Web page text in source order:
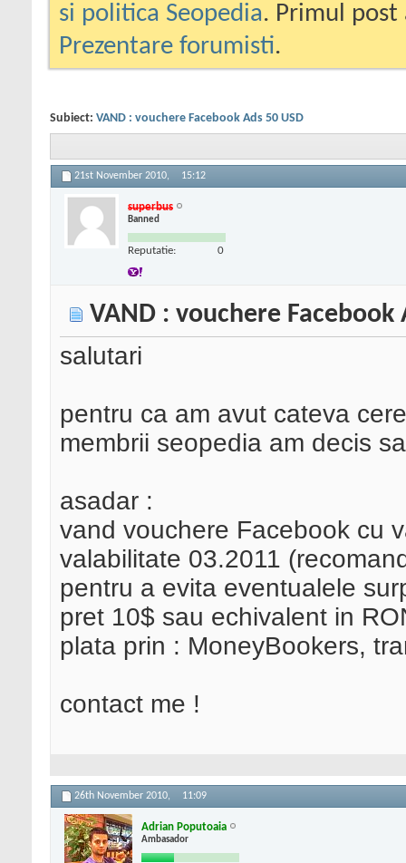
si politica Seopedia. Primul
Prezentare forumisti.
Subiect: VAND : vouchere Facebook Ads 50 USD
21st November 2010, 15:12
superbus
Banned
Reputatie: 0
VAND : vouchere Facebook
salutari
pentru ca am avut cateva
membrii seopedia am decis
asadar :
vand vouchere Facebook cu
valabilitate 03.2011
pentru a evita eventualele
pret 10$ sau echivalent in
plata prin : MoneyBookers,
contact me !
26th November 2010, 11:09
Adrian Poputoaia
Ambasador